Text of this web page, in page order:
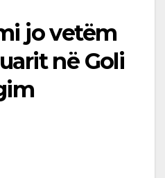
jo vetëm
në Goli